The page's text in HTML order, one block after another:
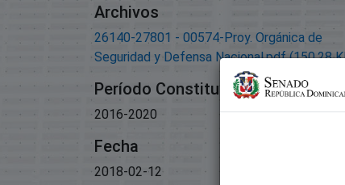
Archivos
26140-27801 - 00574-Proy. Orgánica de
Seguridad y Defensa Nacional.pdf (150.28
Período Constitucional
2016-2020
Fecha
2018-02-12